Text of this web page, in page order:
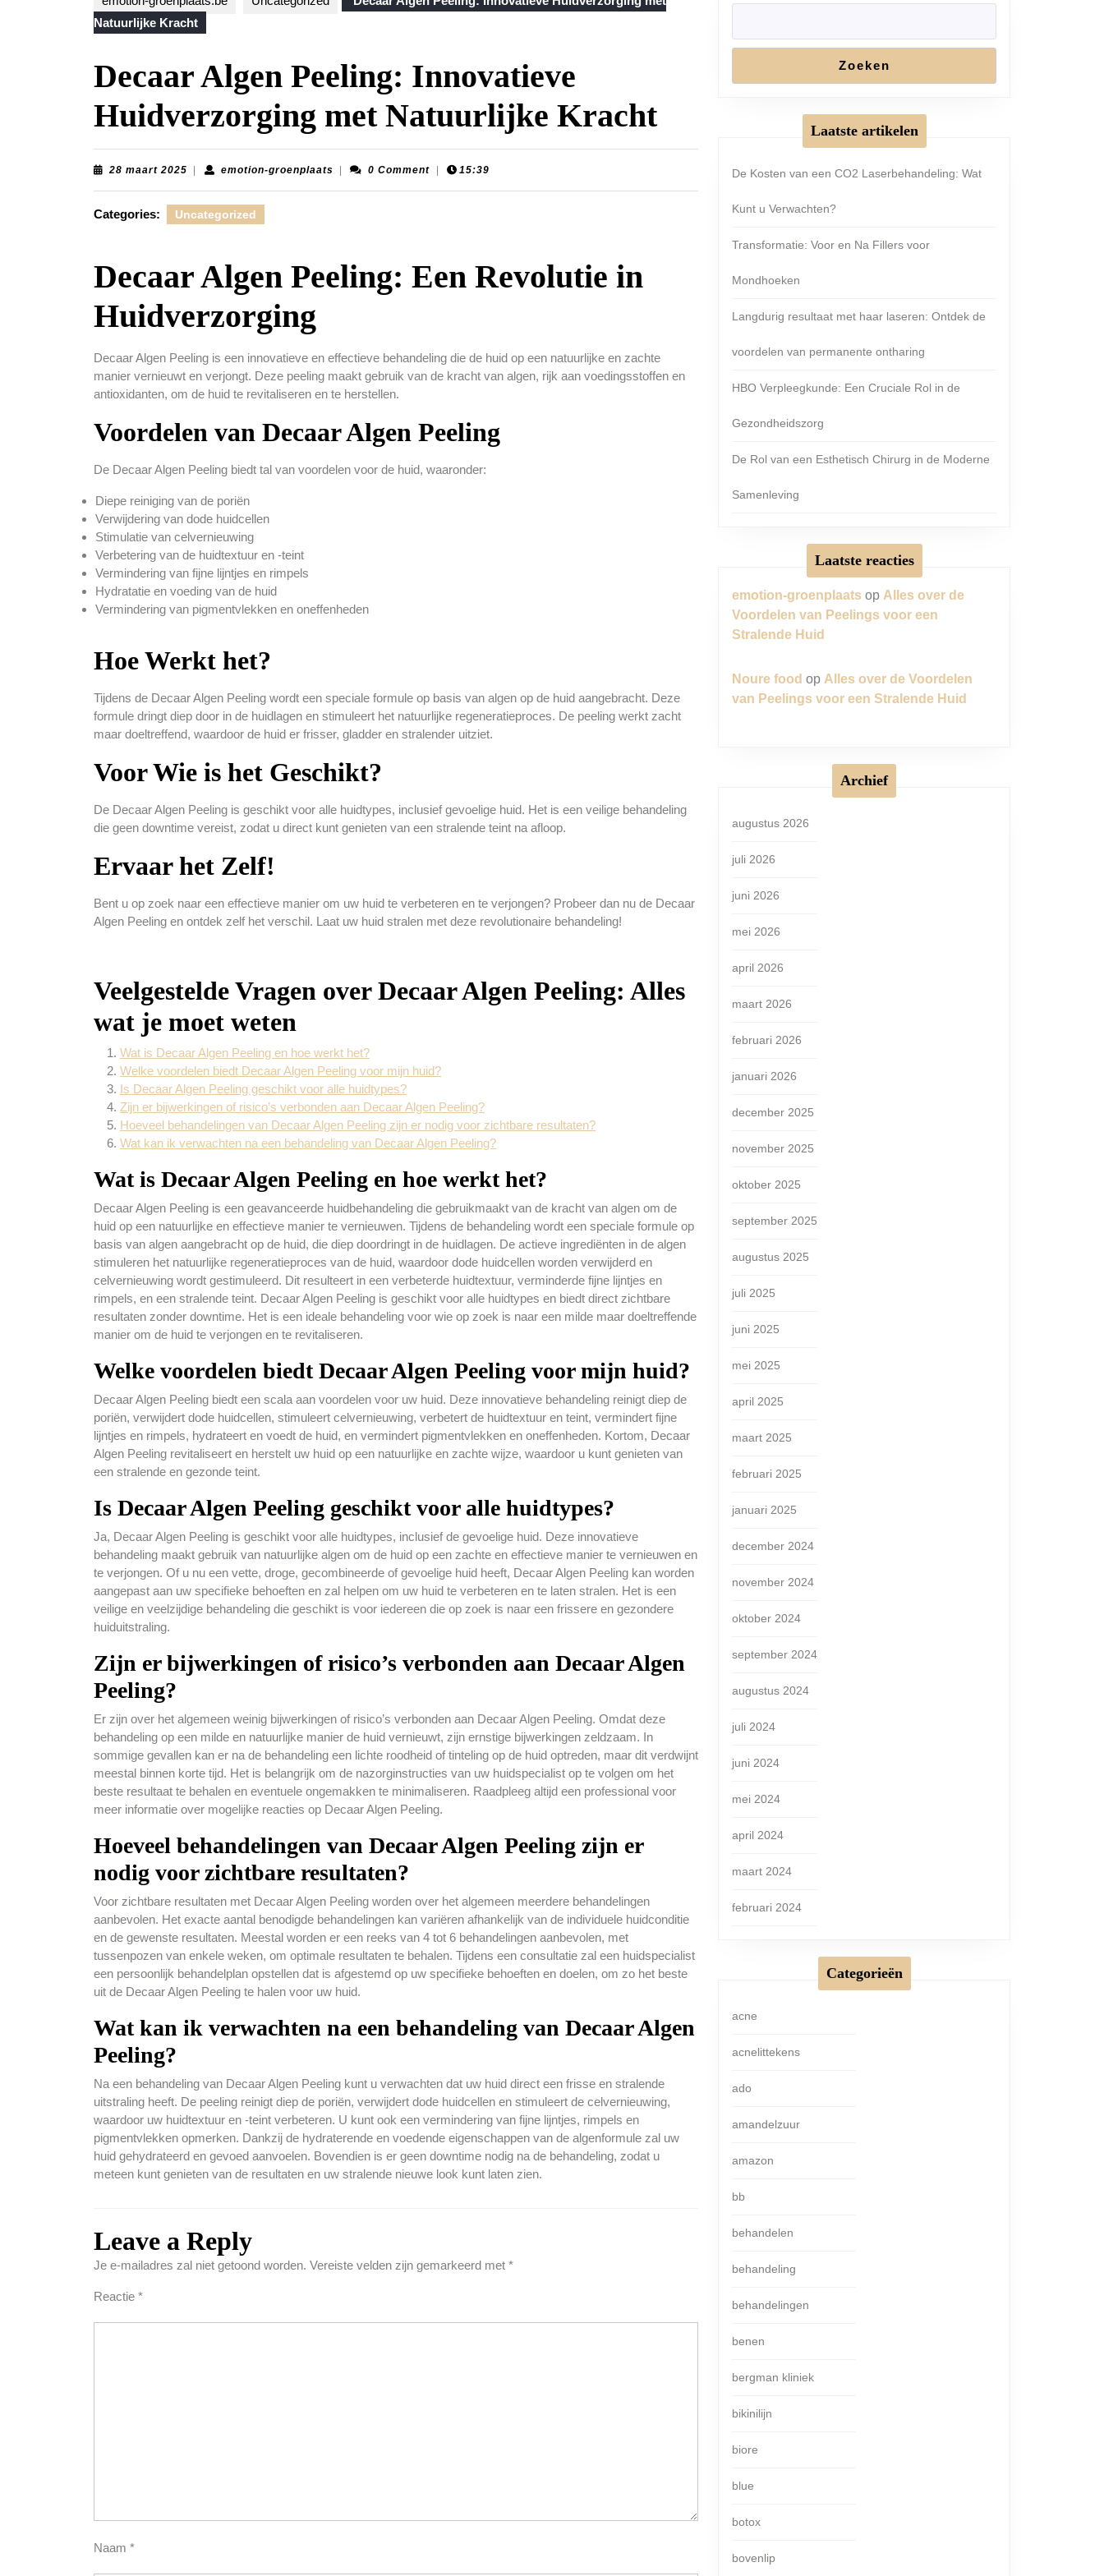
Natuurlijke Kracht
Decaar Algen Peeling: Innovatieve
Huidverzorging met Natuurlijke Kracht
28 maart 2025 28
emotion-groenplaatsemotion-0 Comment 15:39
Categories: Uncategorized
Decaar Algen Peeling: Een Revolutie in
Huidverzorging
Decaar Algen Peeling is een innovatieve en effectieve behandeling die de huid op een natuurlijke en zachte
manier vernieuwt en verjongt. Deze peeling maakt gebruik van de kracht van algen, rijk aan voedingsstoffen en
antioxidanten, om de huid te revitaliseren en te herstellen.
Voordelen van Decaar Algen Peeling
De Decaar Algen Peeling biedt tal van voordelen voor de huid, waaronder:
Diepe reiniging van de poriën
Verwijdering van dode huidcellen
Stimulatie van celvernieuwing
Verbetering van de huidtextuur en -teint
Vermindering van fijne lijntjes en rimpels
Hydratatie en voeding van de huid
Vermindering van pigmentvlekken en oneffenheden
Hoe Werkt het?
Tijdens de Decaar Algen Peeling wordt een speciale formule op basis van algen op de huid aangebracht. Deze
formule dringt diep door in de huidlagen en stimuleert het natuurlijke regeneratieproces. De peeling werkt zacht
maar doeltreffend, waardoor de huid er frisser, gladder en stralender uitziet.
Voor Wie is het Geschikt?
De Decaar Algen Peeling is geschikt voor alle huidtypes, inclusief gevoelige huid. Het is een veilige behandeling
die geen downtime vereist, zodat u direct kunt genieten van een stralende teint na afloop.
Ervaar het Zelf!
Bent u op zoek naar een effectieve manier om uw huid te verbeteren en te verjongen? Probeer dan nu de Decaar
Algen Peeling en ontdek zelf het verschil. Laat uw huid stralen met deze revolutionaire behandeling!
Veelgestelde Vragen over Decaar Algen Peeling: Alles
wat je moet weten
Wat is Decaar Algen Peeling en hoe werkt het?
Welke voordelen biedt Decaar Algen Peeling voor mijn huid?
Is Decaar Algen Peeling geschikt voor alle huidtypes?
Zijn er bijwerkingen of risico’s verbonden aan Decaar Algen Peeling?
Hoeveel behandelingen van Decaar Algen Peeling zijn er nodig voor zichtbare resultaten?
Wat kan ik verwachten na een behandeling van Decaar Algen Peeling?
Wat is Decaar Algen Peeling en hoe werkt het?
Decaar Algen Peeling is een geavanceerde huidbehandeling die gebruikmaakt van de kracht van algen om de
huid op een natuurlijke en effectieve manier te vernieuwen. Tijdens de behandeling wordt een speciale formule op
basis van algen aangebracht op de huid, die diep doordringt in de huidlagen. De actieve ingrediënten in de algen
stimuleren het natuurlijke regeneratieproces van de huid, waardoor dode huidcellen worden verwijderd en
celvernieuwing wordt gestimuleerd. Dit resulteert in een verbeterde huidtextuur, verminderde fijne lijntjes en
rimpels, en een stralende teint. Decaar Algen Peeling is geschikt voor alle huidtypes en biedt direct zichtbare
resultaten zonder downtime. Het is een ideale behandeling voor wie op zoek is naar een milde maar doeltreffende
manier om de huid te verjongen en te revitaliseren.
Welke voordelen biedt Decaar Algen Peeling voor mijn huid?
Decaar Algen Peeling biedt een scala aan voordelen voor uw huid. Deze innovatieve behandeling reinigt diep de
poriën, verwijdert dode huidcellen, stimuleert celvernieuwing, verbetert de huidtextuur en teint, vermindert fijne
lijntjes en rimpels, hydrateert en voedt de huid, en vermindert pigmentvlekken en oneffenheden. Kortom, Decaar
Algen Peeling revitaliseert en herstelt uw huid op een natuurlijke en zachte wijze, waardoor u kunt genieten van
een stralende en gezonde teint.
Is Decaar Algen Peeling geschikt voor alle huidtypes?
Ja, Decaar Algen Peeling is geschikt voor alle huidtypes, inclusief de gevoelige huid. Deze innovatieve
behandeling maakt gebruik van natuurlijke algen om de huid op een zachte en effectieve manier te vernieuwen en
te verjongen. Of u nu een vette, droge, gecombineerde of gevoelige huid heeft, Decaar Algen Peeling kan worden
aangepast aan uw specifieke behoeften en zal helpen om uw huid te verbeteren en te laten stralen. Het is een
veilige en veelzijdige behandeling die geschikt is voor iedereen die op zoek is naar een frissere en gezondere
huiduitstraling.
Zijn er bijwerkingen of risico’s verbonden aan Decaar Algen
Peeling?
Er zijn over het algemeen weinig bijwerkingen of risico’s verbonden aan Decaar Algen Peeling. Omdat deze
behandeling op een milde en natuurlijke manier de huid vernieuwt, zijn ernstige bijwerkingen zeldzaam. In
sommige gevallen kan er na de behandeling een lichte roodheid of tinteling op de huid optreden, maar dit verdwijnt
meestal binnen korte tijd. Het is belangrijk om de nazorginstructies van uw huidspecialist op te volgen om het
beste resultaat te behalen en eventuele ongemakken te minimaliseren. Raadpleeg altijd een professional voor
meer informatie over mogelijke reacties op Decaar Algen Peeling.
Hoeveel behandelingen van Decaar Algen Peeling zijn er
nodig voor zichtbare resultaten?
Voor zichtbare resultaten met Decaar Algen Peeling worden over het algemeen meerdere behandelingen
aanbevolen. Het exacte aantal benodigde behandelingen kan variëren afhankelijk van de individuele huidconditie
en de gewenste resultaten. Meestal worden er een reeks van 4 tot 6 behandelingen aanbevolen, met
tussenpozen van enkele weken, om optimale resultaten te behalen. Tijdens een consultatie zal een huidspecialist
een persoonlijk behandelplan opstellen dat is afgestemd op uw specifieke behoeften en doelen, om zo het beste
uit de Decaar Algen Peeling te halen voor uw huid.
Wat kan ik verwachten na een behandeling van Decaar Algen
Peeling?
Na een behandeling van Decaar Algen Peeling kunt u verwachten dat uw huid direct een frisse en stralende
uitstraling heeft. De peeling reinigt diep de poriën, verwijdert dode huidcellen en stimuleert de celvernieuwing,
waardoor uw huidtextuur en -teint verbeteren. U kunt ook een vermindering van fijne lijntjes, rimpels en
pigmentvlekken opmerken. Dankzij de hydraterende en voedende eigenschappen van de algenformule zal uw
huid gehydrateerd en gevoed aanvoelen. Bovendien is er geen downtime nodig na de behandeling, zodat u
meteen kunt genieten van de resultaten en uw stralende nieuwe look kunt laten zien.
Leave a Reply
Je e-mailadres zal niet getoond worden. Vereiste velden zijn gemarkeerd met *
Reactie *
Naam *
Zoeken
Laatste artikelen
De Kosten van een CO2 Laserbehandeling: Wat
Kunt u Verwachten?
Transformatie: Voor en Na Fillers voor
Mondhoeken
Langdurig resultaat met haar laseren: Ontdek de
voordelen van permanente ontharing
HBO Verpleegkunde: Een Cruciale Rol in de
Gezondheidszorg
De Rol van een Esthetisch Chirurg in de Moderne
Samenleving
Laatste reacties
emotion-groenplaats op Alles over de
Voordelen van Peelings voor een
Stralende Huid
Noure food op Alles over de Voordelen
van Peelings voor een Stralende Huid
Archief
augustus 2026
juli 2026
juni 2026
mei 2026
april 2026
maart 2026
februari 2026
januari 2026
december 2025
november 2025
oktober 2025
september 2025
augustus 2025
juli 2025
juni 2025
mei 2025
april 2025
maart 2025
februari 2025
januari 2025
december 2024
november 2024
oktober 2024
september 2024
augustus 2024
juli 2024
juni 2024
mei 2024
april 2024
maart 2024
februari 2024
Categorieën
acne
acnelittekens
ado
amandelzuur
amazon
bb
behandelen
behandeling
behandelingen
benen
bergman kliniek
bikinilijn
biore
blue
botox
bovenlip